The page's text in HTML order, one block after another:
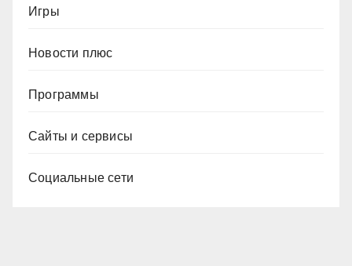
Игры
Новости плюс
Программы
Сайты и сервисы
Социальные сети